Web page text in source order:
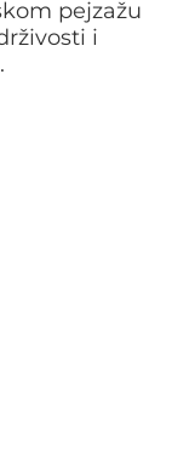
pejzažu
i